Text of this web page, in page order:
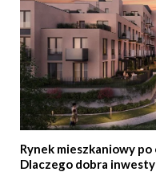
Rynek mieszkaniowy
Dlaczego dobra